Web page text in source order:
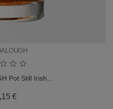
Pot Still Irish...
€Prix